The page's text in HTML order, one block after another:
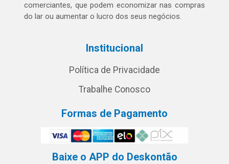
comerciantes, que podem economizar nas compras
do lar ou aumentar o lucro dos seus negócios.
Institucional
Política de Privacidade
Trabalhe Conosco
Formas de Pagamento
Baixe o APP do Deskontão